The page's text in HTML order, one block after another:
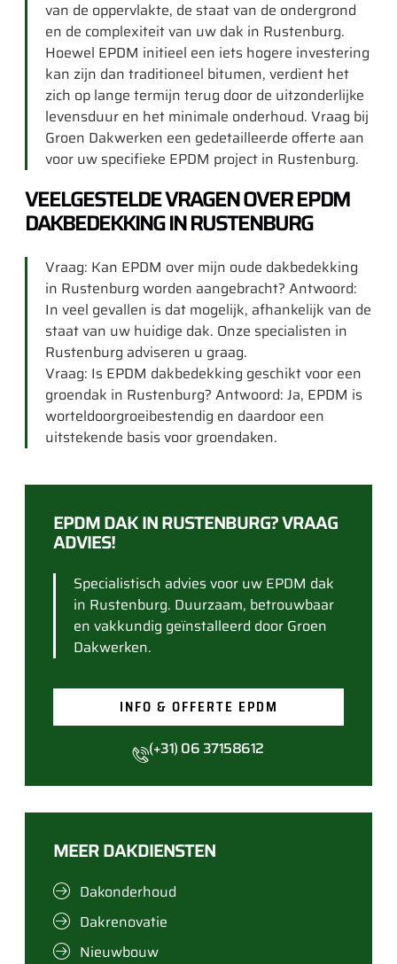
van de oppervlakte, de staat van de ondergrond
en de complexiteit van uw dak in Rustenburg.
Hoewel EPDM initieel een iets hogere investering
kan zijn dan traditioneel bitumen, verdient het
zich op lange termijn terug door de uitzonderlijke
levensduur en het minimale onderhoud. Vraag bij
Groen Dakwerken een gedetailleerde offerte aan
voor uw specifieke EPDM project in Rustenburg.
VEELGESTELDE VRAGEN OVER EPDM
DAKBEDEKKING IN RUSTENBURG
Vraag: Kan EPDM over mijn oude dakbedekking
in Rustenburg worden aangebracht? Antwoord:
In veel gevallen is dat mogelijk, afhankelijk van de
staat van uw huidige dak. Onze specialisten in
Rustenburg adviseren u graag.
Vraag: Is EPDM dakbedekking geschikt voor een
groendak in Rustenburg? Antwoord: Ja, EPDM is
worteldoorgroeibestendig en daardoor een
uitstekende basis voor groendaken.
EPDM DAK IN RUSTENBURG? VRAAG
ADVIES!
Specialistisch advies voor uw EPDM dak
in Rustenburg. Duurzaam, betrouwbaar
en vakkundig geïnstalleerd door Groen
Dakwerken.
INFO & OFFERTE EPDM
(+31) 06 37158612
MEER DAKDIENSTEN
Dakonderhoud
Dakrenovatie
Nieuwbouw